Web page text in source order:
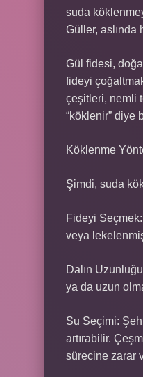
suda
Güller, aslında
Gül fidesi,
fideyi
çeşitleri, nemli
“köklenir” diye
Köklenme
Şimdi, suda
Fideyi
veya
Dalın
ya da uzun
Su Seçimi:
artırabilir.
sürecine zarar